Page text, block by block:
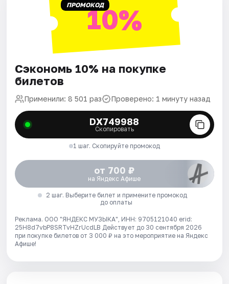
ПРОМОКОД10%
Сэкономь 10% на покупке
билетов
Применили: 8 501 раз Проверено: 1 минуту назад
DX749988
Скопировать
1 шаг. Скопируйте промокод
от 700 ₽
на Яндекс Афише
2 шаг. Выберите билет и примените промокод
до оплаты
Реклама. ООО "ЯНДЕКС МУЗЫКА", ИНН: 9705121040 erid:
25H8d7vbP8SRTvHZrUcdLB Действует до 30 сентября 2026
при покупке билетов от 3 000 ₽ на это мероприятие на Яндекс
Афише!